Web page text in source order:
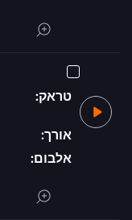
טראק:
אורך:
אלבום: